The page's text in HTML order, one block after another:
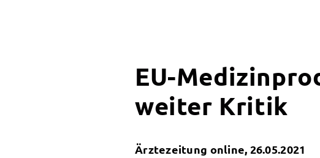
EU-
weiter Kritik
Ärztezeitung online, 26.05.2021